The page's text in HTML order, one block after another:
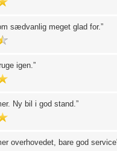
sædvanlig meget glad for.
igen.
Ny bil i god stand.
overhovedet, bare god service